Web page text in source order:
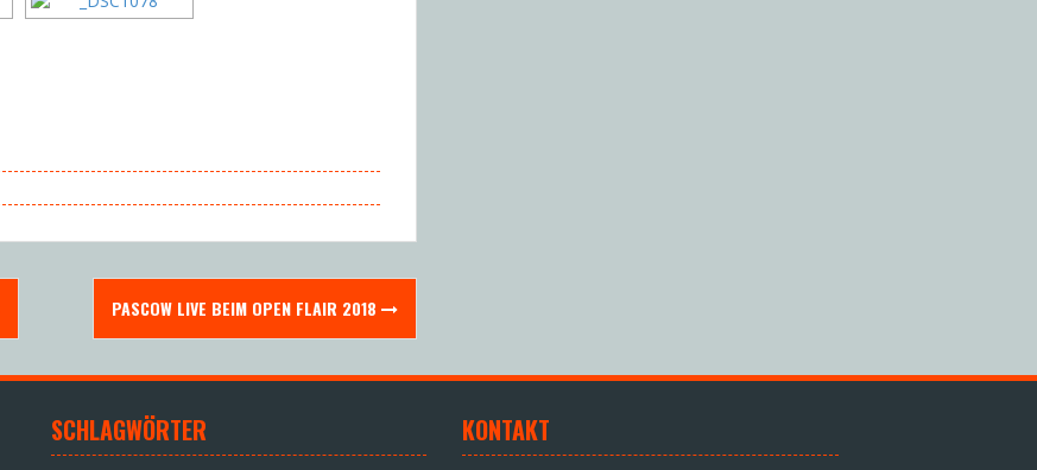
PASCOW LIVE BEIM OPEN FLAIR 2018
SCHLAGWÖRTER KONTAKT